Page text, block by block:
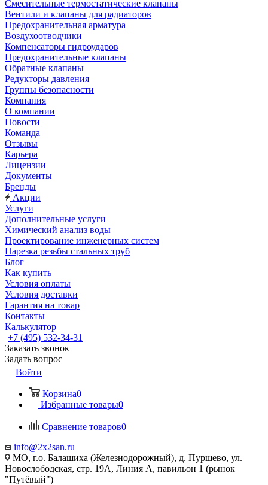
Смесительные термостатические клапаны
Вентили и клапаны для радиаторов
Предохранительная арматура
Воздухоотводчики
Компенсаторы гидроударов
Предохранительные клапаны
Обратные клапаны
Редукторы давления
Группы безопасности
Компания
О компании
Новости
Команда
Отзывы
Карьера
Лицензии
Документы
Бренды
Акции
Услуги
Дополнительные услуги
Химический анализ воды
Проектирование инженерных систем
Нарезка резьбы стальных труб
Блог
Как купить
Условия оплаты
Условия доставки
Гарантия на товар
Контакты
Калькулятор
+7 (495) 532‑34‑31
Заказать звонок
Задать вопрос
Войти
Корзина0
Избранные товары0
Сравнение товаров0
info@2x2san.ru
МО, г.о. Балашиха (Железнодорожный), д. Пуршево, ул.
Новослободская, стр. 19А, Линия А, павильон 1 (рынок
"Путёвый")